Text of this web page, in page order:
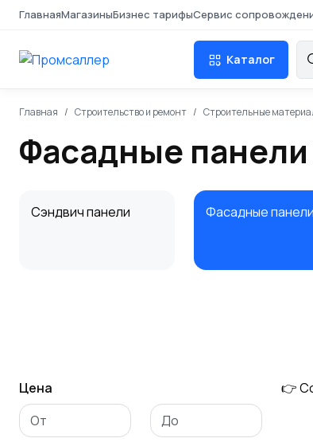
ГлавнаяМагазиныБизнес тарифыСервис
Каталог
Главная Строительство и ремонт Строительные
Фасадные панели
Сэндвич панели Фасадные панели
Цена 👉